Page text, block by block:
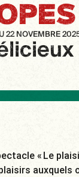
22 NOVEMBRE
« Le
auxquels